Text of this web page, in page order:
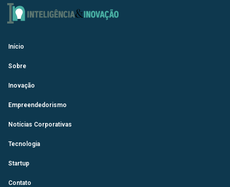
Início
Sobre
Inovação
Empreendedorismo
Notícias Corporativas
Tecnologia
Startup
Contato